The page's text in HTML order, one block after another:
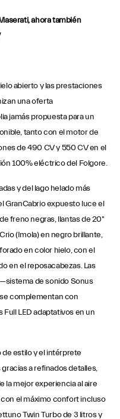
ahora también
abierto y las prestaciones
una oferta
jamás propuesta para un
tanto con el motor de
de 490 CV y 550 CV en el
100% eléctrico del Folgore.
y del lago helado más
GranCabrio expuesto luce el
freno negras, llantas de 20"
(Imola) en negro brillante,
en color hielo, con el
en el reposacabezas. Las
de sonido Sonus
complementan con
LED adaptativos en un
de estilo y el intérprete
a refinados detalles,
la mejor experiencia al aire
el máximo confort incluso
Twin Turbo de 3 litros y